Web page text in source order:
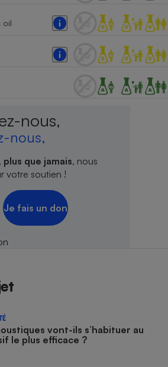
oil
nous,
nous,
que jamais, nous
votre soutien !
Je fais un don
vont-ils s’habituer au
le plus efficace ?